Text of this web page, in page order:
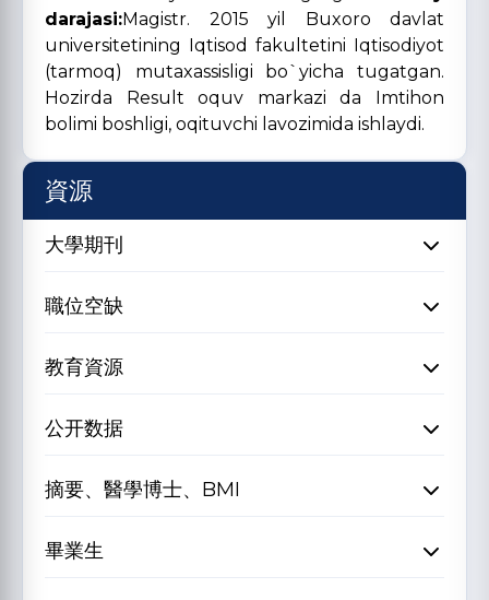
darajasi:Magistr. 2015 yil Buxoro davlat
universitetining Iqtisod fakultetini Iqtisodiyot
(tarmoq) mutaxassisligi bo`yicha tugatgan.
Hozirda Result oquv markazi da Imtihon
bolimi boshligi, oqituvchi lavozimida ishlaydi.
資源
大學期刊
職位空缺
教育資源
公开数据
摘要、醫學博士、BMI
畢業生